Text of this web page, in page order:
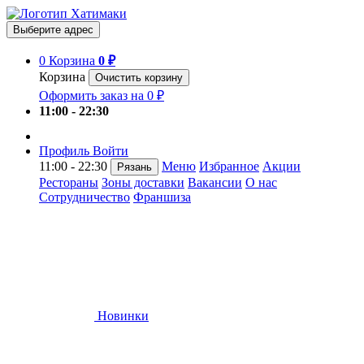
Выберите адрес
0 Корзина 0 ₽
Корзина
Очистить корзину
Оформить заказ на 0 ₽
11:00 - 22:30
Профиль Войти
11:00 - 22:30
Рязань Меню Избранное Акции
Рестораны Зоны доставки Вакансии О нас
Сотрудничество Франшиза
Новинки